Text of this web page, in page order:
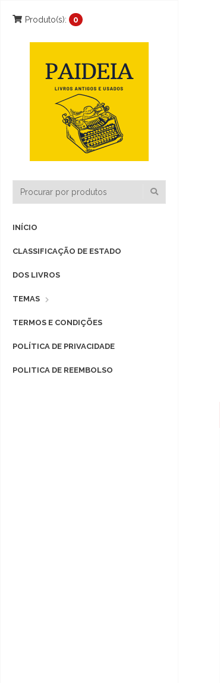
Produto(s): 0
INÍCIO
CLASSIFICAÇÃO DE ESTADO
DOS LIVROS
TEMAS
TERMOS E CONDIÇÕES
POLÍTICA DE PRIVACIDADE
POLITICA DE REEMBOLSO